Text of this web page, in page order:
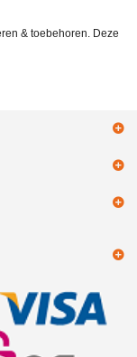
& toebehoren. Deze